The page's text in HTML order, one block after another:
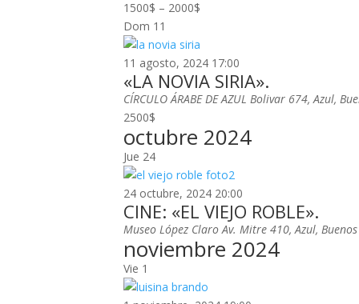
1500$ – 2000$
Dom 11
11 agosto, 2024 17:00
«LA NOVIA SIRIA».
CÍRCULO ÁRABE DE AZUL Bolivar 674, Azul,
2500$
octubre 2024
Jue 24
24 octubre, 2024 20:00
CINE: «EL VIEJO ROBLE».
Museo López ClaroAv. Mitre 410, Azul,
noviembre 2024
Vie 1